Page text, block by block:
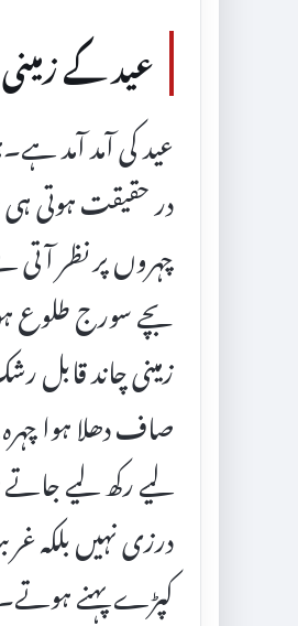
عید کے
عید کی آمد آمد
در حقیقت ہوتی
چہروں پر نظر آتی
بچے سورج طلوع
زمینی چاند
صاف دھلا ہوا
لیے رکھ لیے
درزی نہیں بلکہ
کپڑے پہنے